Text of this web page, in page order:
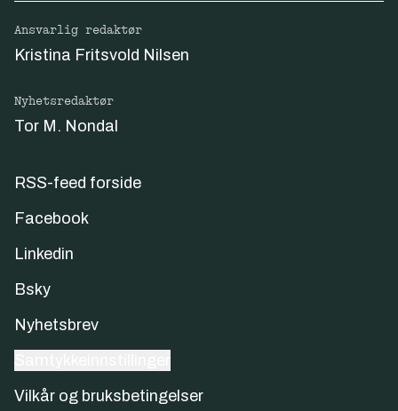
Ansvarlig redaktør
Kristina Fritsvold Nilsen
Nyhetsredaktør
Tor M. Nondal
RSS-feed forside
Facebook
Linkedin
Bsky
Nyhetsbrev
Vilkår og bruksbetingelser